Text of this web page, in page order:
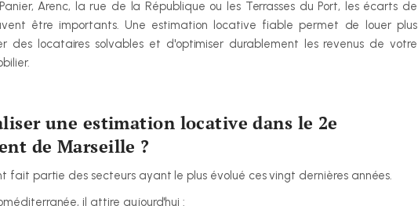
Arenc, la rue de la République ou les Terrasses du Port, les écarts de
être importants. Une estimation locative fiable permet de louer plus
des locataires solvables et d'optimiser durablement les revenus de votre
une estimation locative dans le 2e
de Marseille ?
fait partie des secteurs ayant le plus évolué ces vingt dernières années.
il attire aujourd'hui :